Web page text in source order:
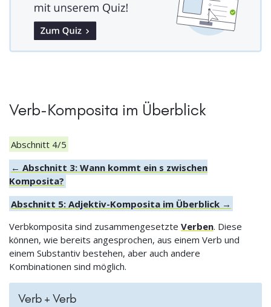
Verb-Komposita im Überblick
Abschnitt 4/5
← Abschnitt 3: Wann kommt ein s zwischen
Komposita?
Abschnitt 5: Adjektiv-Komposita im Überblick →
Verbkomposita sind zusammengesetzte Verben. Diese
können, wie bereits angesprochen, aus einem Verb und
einem Substantiv bestehen, aber auch andere
Kombinationen sind möglich.
Verb + Verb